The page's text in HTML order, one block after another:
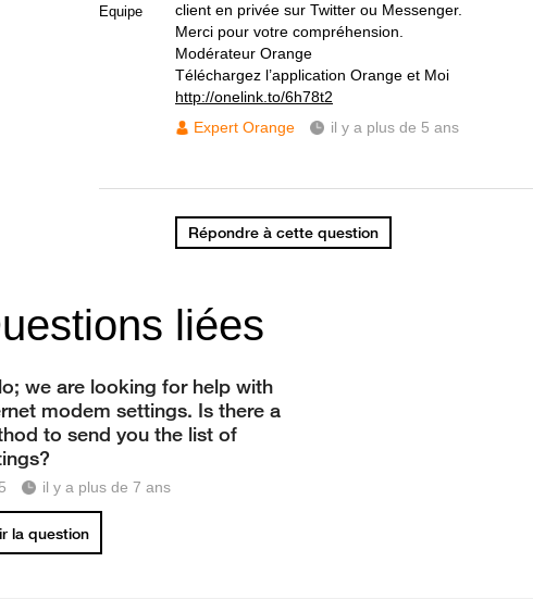
Equipe
client en privée sur Twitter ou Messenger.
Merci pour votre compréhension.
Modérateur Orange
Téléchargez l’application Orange et Moi
http://onelink.to/6h78t2
Expert Orange
il y a plus de 5 ans
Répondre à cette question
liées
we are looking for help with
modem settings. Is there a
to send you the list of
il y a plus de 7 ans
la question